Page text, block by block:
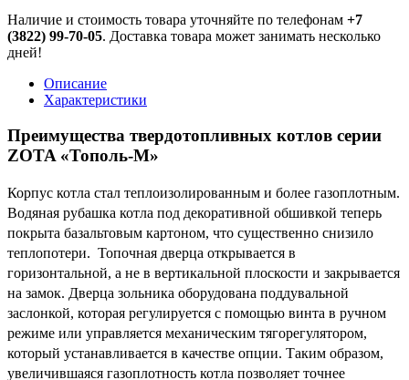
Наличие и стоимость товара уточняйте по телефонам +7
(3822) 99-70-05. Доставка товара может занимать несколько
дней!
Описание
Характеристики
Преимущества твердотопливных котлов серии
ZOTA «Тополь-М»
Корпус котла стал теплоизолированным и более газоплотным.
Водяная рубашка котла под декоративной обшивкой теперь
покрыта базальтовым картоном, что существенно снизило
теплопотери. Топочная дверца открывается в
горизонтальной, а не в вертикальной плоскости и закрывается
на замок. Дверца зольника оборудована поддувальной
заслонкой, которая регулируется с помощью винта в ручном
режиме или управляется механическим тягорегулятором,
который устанавливается в качестве опции. Таким образом,
увеличившаяся газоплотность котла позволяет точнее